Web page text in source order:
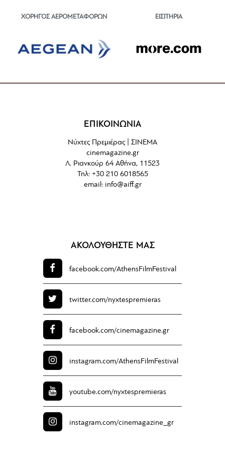
ΧΟΡΗΓΟΣ ΑΕΡΟΜΕΤΑΦΟΡΩΝ ΕΙΣΙΤΗΡΙΑ
ΕΠΙΚΟΙΝΩΝΙΑ
Νύχτες Πρεμιέρας | ΣΙΝΕΜΑ
cinemagazine.gr
Λ. Ριανκούρ 64 Αθήνα, 11523
Τηλ: +30 210 6018565
email: info@aiff.gr
ΑΚΟΛΟΥΘΗΣΤΕ ΜΑΣ
facebook.com/AthensFilmFestival
twitter.com/nyxtespremieras
facebook.com/cinemagazine.gr
instagram.com/AthensFilmFestival
youtube.com/nyxtespremieras
instagram.com/cinemagazine_gr